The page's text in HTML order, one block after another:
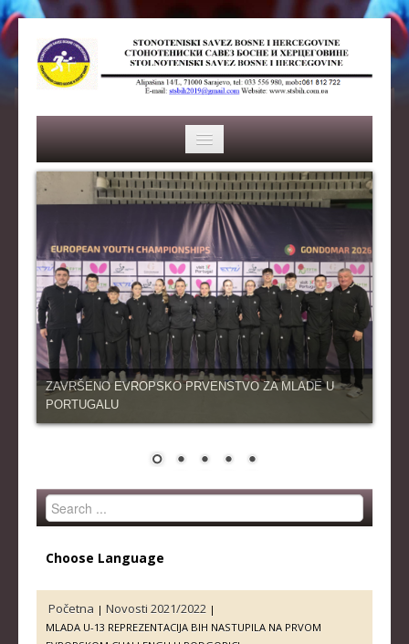
HOME
SAVEZ
ISTORIJA
ORGANI SAVEZA
OSNOVNI PODACI
REPREZENTACIJA
ŽENSKA KADETSKA REPREZENTACIJA
ZAVRŠENO EVROPSKO PRVENSTVO ZA MLADE U
PORTUGALU
Search
...
Choose Language
Početna | Novosti 2021/2022 |
MLADA U-13 REPREZENTACIJA BIH NASTUPILA NA PRVOM